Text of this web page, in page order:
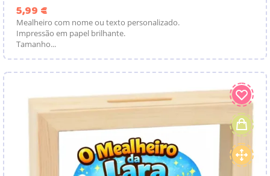
5,99 €
Mealheiro com nome ou texto personalizado.
Impressão em papel brilhante.
Tamanho...